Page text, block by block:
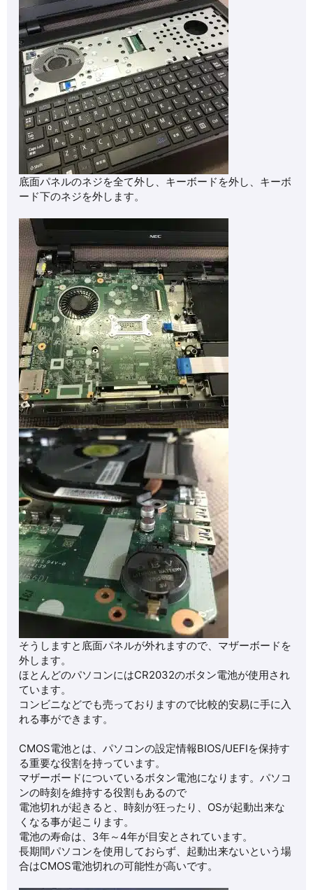
底面パネルのネジを全て外し、キーボードを外し、キーボ
ード下のネジを外します。
そうしますと底面パネルが外れますので、マザーボードを
外します。
ほとんどのパソコンにはCR2032のボタン電池が使用され
ています。
コンビニなどでも売っておりますので比較的安易に手に入
れる事ができます。
CMOS電池とは、パソコンの設定情報BIOS/UEFIを保持す
る重要な役割を持っています。
マザーボードについているボタン電池になります。パソコ
ンの時刻を維持する役割もあるので
電池切れが起きると、時刻が狂ったり、OSが起動出来な
くなる事が起こります。
電池の寿命は、3年～4年が目安とされています。
長期間パソコンを使用しておらず、起動出来ないという場
合はCMOS電池切れの可能性が高いです。